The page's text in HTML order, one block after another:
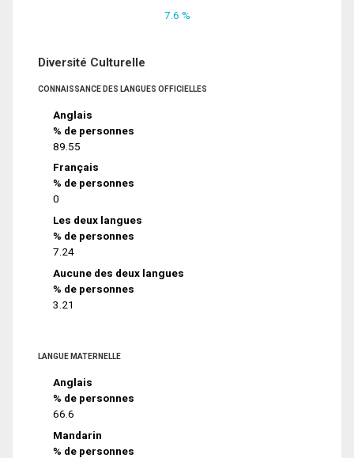
7.6 %
Diversité Culturelle
CONNAISSANCE DES LANGUES OFFICIELLES
Anglais
% de personnes
89.55
Français
% de personnes
0
Les deux langues
% de personnes
7.24
Aucune des deux langues
% de personnes
3.21
LANGUE MATERNELLE
Anglais
% de personnes
66.6
Mandarin
% de personnes